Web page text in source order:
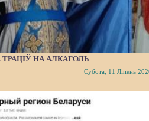
НА АЛКАГОЛЬ
Субота, 11 Ліпень